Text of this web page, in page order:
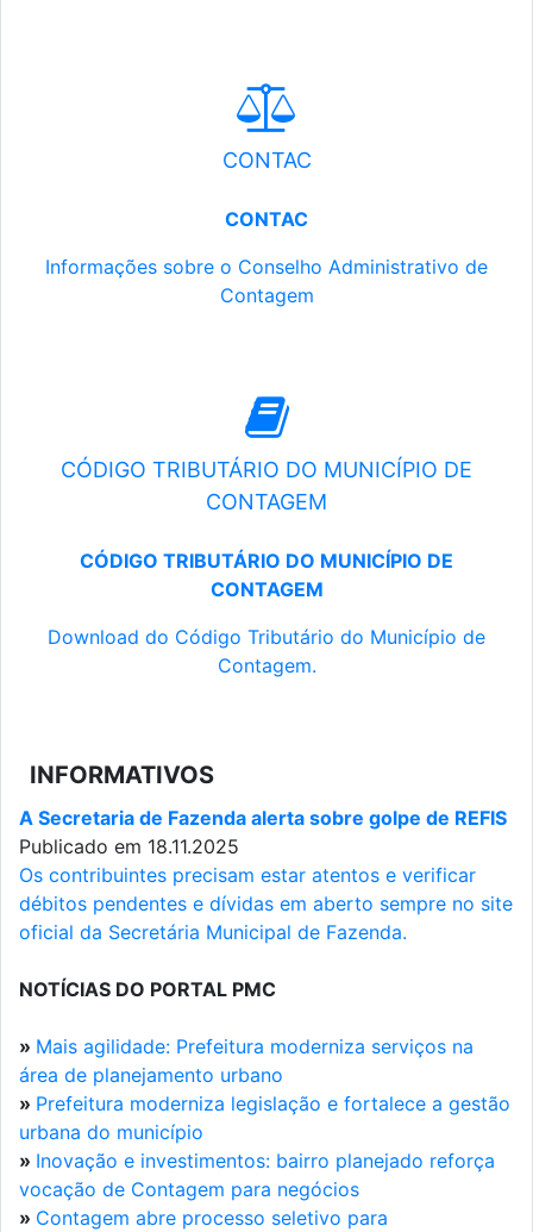
CONTAC
CONTAC
Informações sobre o Conselho Administrativo de
Contagem
CÓDIGO TRIBUTÁRIO DO MUNICÍPIO DE
CONTAGEM
CÓDIGO TRIBUTÁRIO DO MUNICÍPIO DE
CONTAGEM
Download do Código Tributário do Município de
Contagem.
INFORMATIVOS
A Secretaria de Fazenda alerta sobre golpe de REFIS
Publicado em 18.11.2025
Os contribuintes precisam estar atentos e verificar
débitos pendentes e dívidas em aberto sempre no site
oficial da Secretária Municipal de Fazenda.
NOTÍCIAS DO PORTAL PMC
» Mais agilidade: Prefeitura moderniza serviços na
área de planejamento urbano
» Prefeitura moderniza legislação e fortalece a gestão
urbana do município
» Inovação e investimentos: bairro planejado reforça
vocação de Contagem para negócios
» Contagem abre processo seletivo para